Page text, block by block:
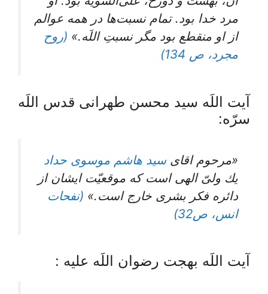
مرد خدا بود. تمام نسبت‌ها در همه عوالم
از او منقطع بود مگر نسبتِ اللَه.» (روح
مجرد، ص 134)
آیت اللَه سید محسن طهرانی قدس اللَه
سرّه:
«مرحوم اقای سید هاشم موسوی حداد
يك ولىّ الهى است كه موقعيّت ايشان از
دائره فكر بشرى خارج است.» (نفحات
انس، ص32)
آیت اللَه بهجت رضوان اللَه علیه :